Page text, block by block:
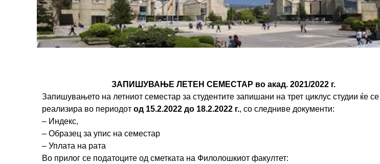
ЗАПИШУВАЊЕ ЛЕТЕН СЕМЕСТАР во акад. 2021/2022 г.
Запишувањето на летниот семестар за студентите запишани на трет циклус студии ќе се
реализира во периодот од 15.2.2022 до 18.2.2022 г., со следниве документи:
– Индекс,
– Образец за упис на семестар
– Уплата на рата
Во прилог се податоците од сметката на Филолошкиот факултет: